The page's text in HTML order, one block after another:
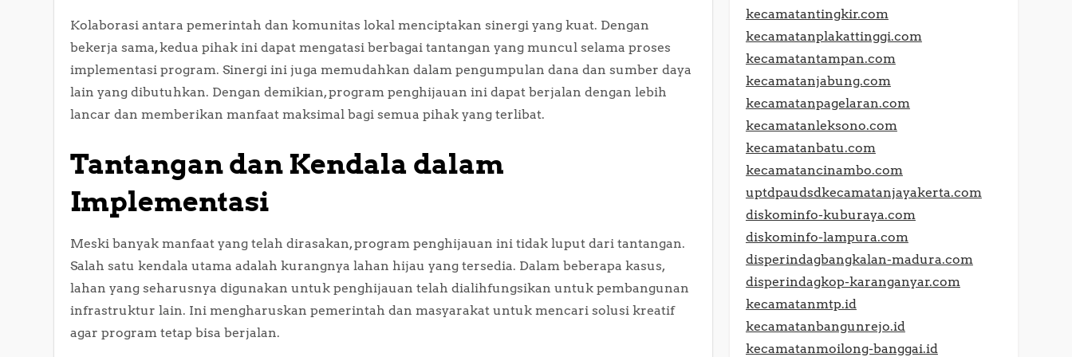
Kolaborasi antara pemerintah dan komunitas lokal menciptakan sinergi yang kuat. Dengan
bekerja sama, kedua pihak ini dapat mengatasi berbagai tantangan yang muncul selama proses
implementasi program. Sinergi ini juga memudahkan dalam pengumpulan dana dan sumber daya
lain yang dibutuhkan. Dengan demikian, program penghijauan ini dapat berjalan dengan lebih
lancar dan memberikan manfaat maksimal bagi semua pihak yang terlibat.
Tantangan dan Kendala dalam
Implementasi
Meski banyak manfaat yang telah dirasakan, program penghijauan ini tidak luput dari tantangan.
Salah satu kendala utama adalah kurangnya lahan hijau yang tersedia. Dalam beberapa kasus,
lahan yang seharusnya digunakan untuk penghijauan telah dialihfungsikan untuk pembangunan
infrastruktur lain. Ini mengharuskan pemerintah dan masyarakat untuk mencari solusi kreatif
agar program tetap bisa berjalan.
kecamatantingkir.com
kecamatanplakattinggi.com
kecamatantampan.com
kecamatanjabung.com
kecamatanpagelaran.com
kecamatanleksono.com
kecamatanbatu.com
kecamatancinambo.com
uptdpaudsdkecamatanjayakerta.com
diskominfo-kuburaya.com
diskominfo-lampura.com
disperindagbangkalan-madura.com
disperindagkop-karanganyar.com
kecamatanmtp.id
kecamatanbangunrejo.id
kecamatanmoilong-banggai.id